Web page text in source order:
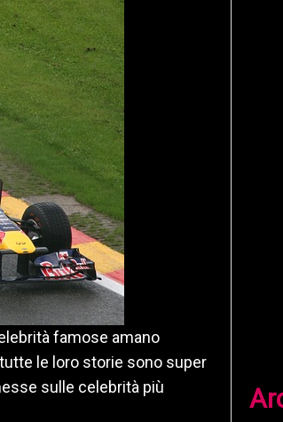
famose amano
le loro storie sono super
sulle celebrità più